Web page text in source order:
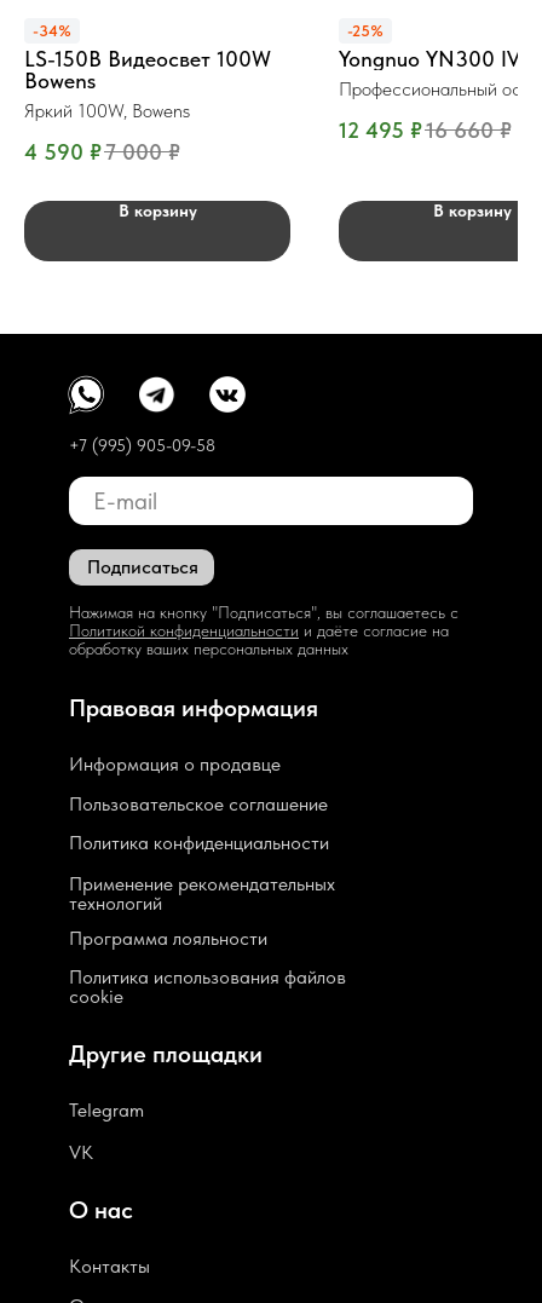
-34%
LS-150B Видеосвет 100W
Bowens
Яркий 100W, Bowens
4 590 ₽7 000 ₽
В корзину
-25%
Yongnuo YN300 IV
Профессиональный
12 495 ₽16 660 ₽
В корзину
Подписаться
Нажимая на кнопку "Подписаться", вы соглашаетесь с
Политикой конфиденциальности и даёте согласие на
обработку ваших персональных данных
Пользовательское соглашение
Политика конфиденциальности
Программа лояльности
Политика использования файлов
cookie
Применение рекомендательных
технологий
Информация о продавце
Контакты
Telegram
VK
Правовая информация
О нас
Другие площадки
+7 (995) 905-09-58